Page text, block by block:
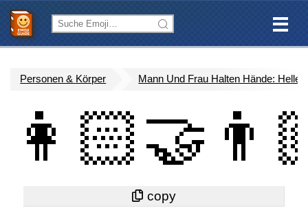
Personen & Körper Mann Und Frau Halten Hände: Helle